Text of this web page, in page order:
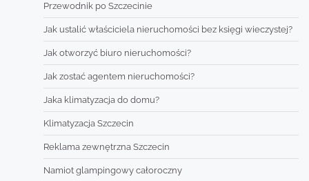
Przewodnik po Szczecinie
Jak ustalić właściciela nieruchomości bez księgi wieczystej?
Jak otworzyć biuro nieruchomości?
Jak zostać agentem nieruchomości?
Jaka klimatyzacja do domu?
Klimatyzacja Szczecin
Reklama zewnętrzna Szczecin
Namiot glampingowy całoroczny